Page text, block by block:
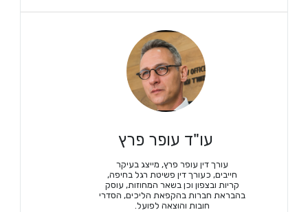
עו"ד עופר פרץ
עורך דין עופר פרץ, מייצג בעיקר
חייבים, כעורך דין פשיטת רגל בחיפה,
קריות ובצפון וכן בשאר המחוזות, עוסק
בהבראת חברות בהקפאת הליכים, הסדרי
חובות והוצאה לפועל.